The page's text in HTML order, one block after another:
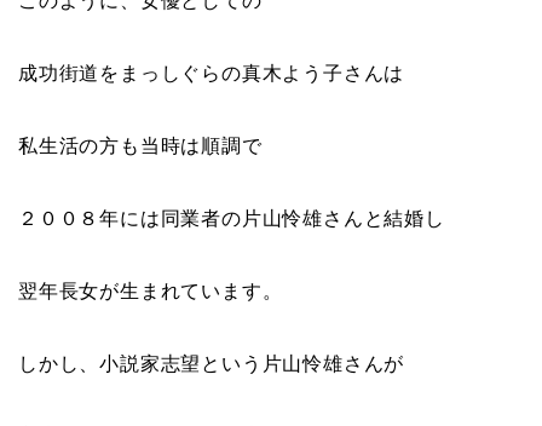
成功街道をまっしぐらの真木よう子さんは
私生活の方も当時は順調で
２００８年には同業者の片山怜雄さんと結婚し
翌年長女が生まれています。
しかし、小説家志望という片山怜雄さんが